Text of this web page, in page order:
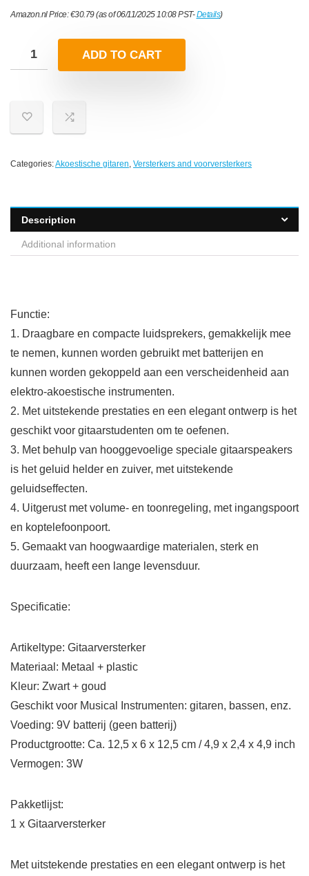
Amazon.nl Price:€30.79(as of 06/11/2025 10:08 PST-Details)
ADD TO CART
Categories:Akoestische gitaren, Versterkers and voorversterkers
Description
Additional information
Functie:
1. Draagbare en compacte luidsprekers, gemakkelijk mee
te nemen, kunnen worden gebruikt met batterijen en
kunnen worden gekoppeld aan een verscheidenheid aan
elektro-akoestische instrumenten.
2. Met uitstekende prestaties en een elegant ontwerp is het
geschikt voor gitaarstudenten om te oefenen.
3. Met behulp van hooggevoelige speciale gitaarspeakers
is het geluid helder en zuiver, met uitstekende
geluidseffecten.
4. Uitgerust met volume- en toonregeling, met ingangspoort
en koptelefoonpoort.
5. Gemaakt van hoogwaardige materialen, sterk en
duurzaam, heeft een lange levensduur.
Specificatie:
Artikeltype: Gitaarversterker
Materiaal: Metaal + plastic
Kleur: Zwart + goud
Geschikt voor Musical Instrumenten: gitaren, bassen, enz.
Voeding: 9V batterij (geen batterij)
Productgrootte: Ca. 12,5 x 6 x 12,5 cm / 4,9 x 2,4 x 4,9 inch
Vermogen: 3W
Pakketlijst:
1 x Gitaarversterker
Met uitstekende prestaties en een elegant ontwerp is het